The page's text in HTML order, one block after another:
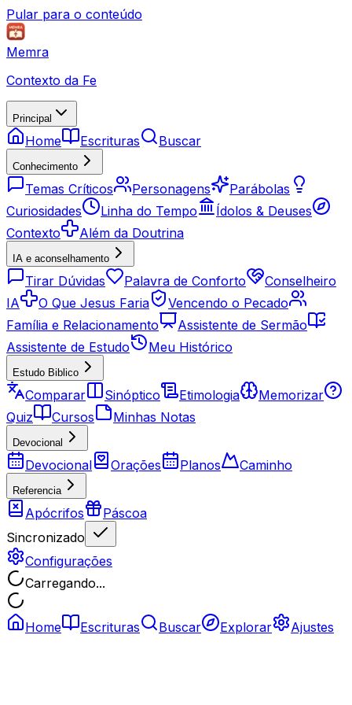
Pular para o conteúdo
Memra
Contexto da Fe
Principal
Home Escrituras Buscar
Conhecimento
Temas Críticos Personagens
Parábolas
Curiosidades
Linha do Tempo
Ídolos & Deuses
Contexto
Além da Doutrina
IA e aconselhamento
Tirar Dúvidas Palavra de Conforto
Conselheiro
IA
O Que Jesus Faria
Vencendo o Pecado
Família e Relacionamento
Assistente de Sermão
Assistente de Estudo
Meu Histórico
Estudo Biblico
Comparar Sinóptico Etimologia
Memorizar
Quiz
Cursos Minhas Notas
Devocional
Devocional Orações Planos Caminho
Referencia
Apócrifos
Páscoa
Sincronizado
Configurações
Carregando...
Home Escrituras Buscar Explorar Ajustes